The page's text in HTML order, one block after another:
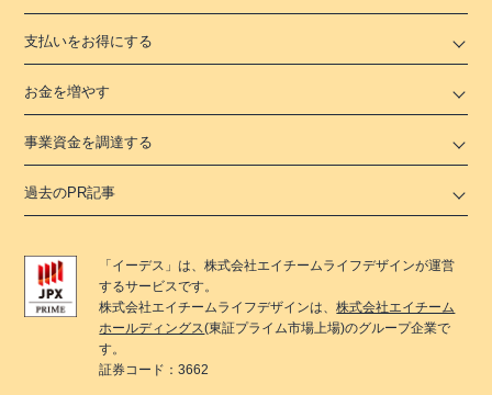
支払いをお得にする
お金を増やす
事業資金を調達する
過去のPR記事
「 イーデス 」は、株式会社エイチームライフデザインが運営
するサービスです。
株式会社エイチームライフデザインは、株式会社エイチーム
ホールディングス(東証プライム市場上場)のグループ企業で
す。
証券コード：3662